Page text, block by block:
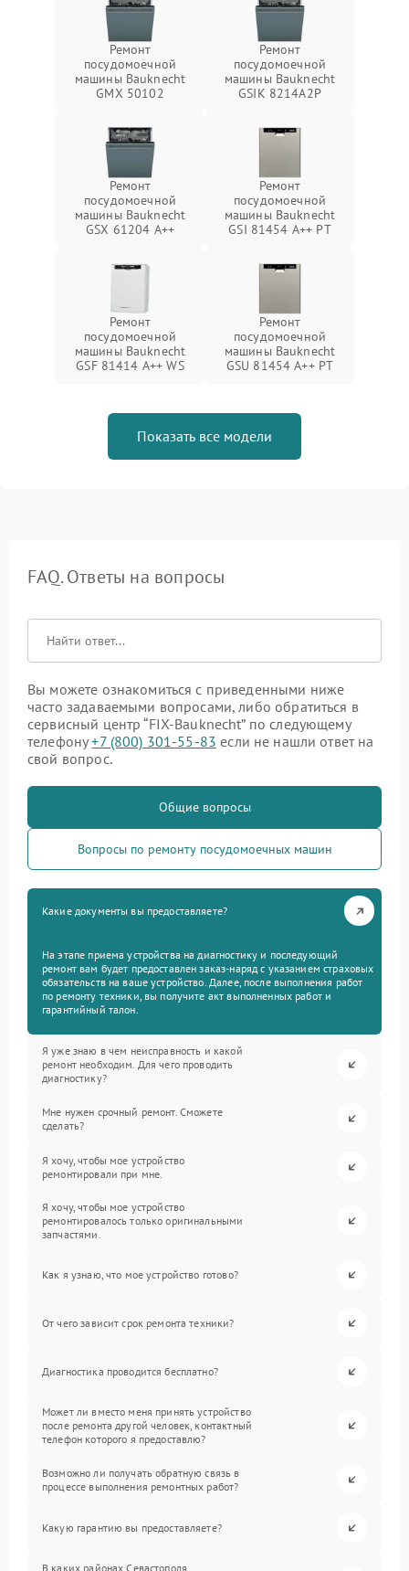
Ремонт
посудомоечной
машины Bauknecht
GMX 50102
Ремонт
посудомоечной
машины Bauknecht
GSIK 8214A2P
Ремонт
посудомоечной
машины Bauknecht
GSX 61204 A++
Ремонт
посудомоечной
машины Bauknecht
GSI 81454 A++ PT
Ремонт
посудомоечной
машины Bauknecht
GSF 81414 A++ WS
Ремонт
посудомоечной
машины Bauknecht
GSU 81454 A++ PT
Показать все модели
FAQ. Ответы на вопросы
Вы можете ознакомиться с приведенными ниже
часто задаваемыми вопросами, либо обратиться в
сервисный центр “FIX-Bauknecht” по следующему
телефону+7 (800) 301-55-83 если не нашли ответ на
свой вопрос.
Общие вопросы
Вопросы по ремонту посудомоечных машин
Какие документы вы предоставляете?
На этапе приема устройства на диагностику и последующий
ремонт вам будет предоставлен заказ-наряд с указанием страховых
обязательств на ваше устройство. Далее, после выполнения работ
по ремонту техники, вы получите акт выполненных работ и
гарантийный талон.
Я уже знаю в чем неисправность и какой
ремонт необходим. Для чего проводить
диагностику?
Мне нужен срочный ремонт. Сможете
сделать?
Я хочу, чтобы мое устройство
ремонтировали при мне.
Я хочу, чтобы мое устройство
ремонтировалось только оригинальными
запчастями.
Как я узнаю, что мое устройство готово?
От чего зависит срок ремонта техники?
Диагностика проводится бесплатно?
Может ли вместо меня принять устройство
после ремонта другой человек, контактный
телефон которого я предоставлю?
Возможно ли получать обратную связь в
процессе выполнения ремонтных работ?
Какую гарантию вы предоставляете?
В каких районах Севастополя